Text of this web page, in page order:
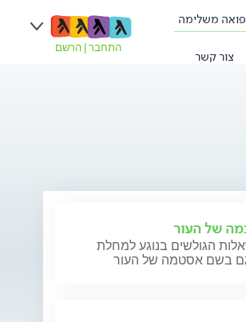
משלימה
צור קשר
התחבר הרשם
של העור
הגולשים בנוגע למחלת
גם בשם אסטמה של העור